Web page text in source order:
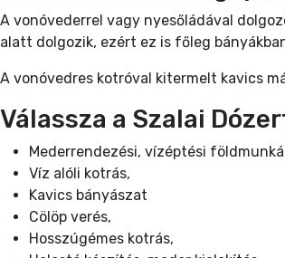
A vonóvederrel vagy nyesőládával
alatt dolgozik, ezért ez is főleg
A vonóvedres kotróval kitermelt kavics
Válassza a Szalai
Mederrendezési, vízéptési
Víz alóli kotrás,
Kavics bányászat
Cölöp verés,
Hosszúgémes kotrás,